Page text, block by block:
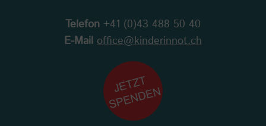
Telefon +41 (0)43 488 50 40
E-Mail office@kinderinnot.ch